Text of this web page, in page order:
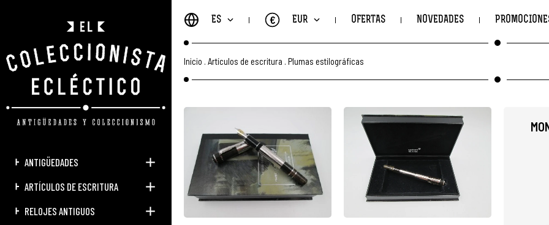
ANTIGÜEDADES
ARTÍCULOS DE ESCRITURA
RELOJES ANTIGUOS
ES EUR
€ OFERTAS NOVEDADES
Inicio Artículos de escritura Plumas estilográficas